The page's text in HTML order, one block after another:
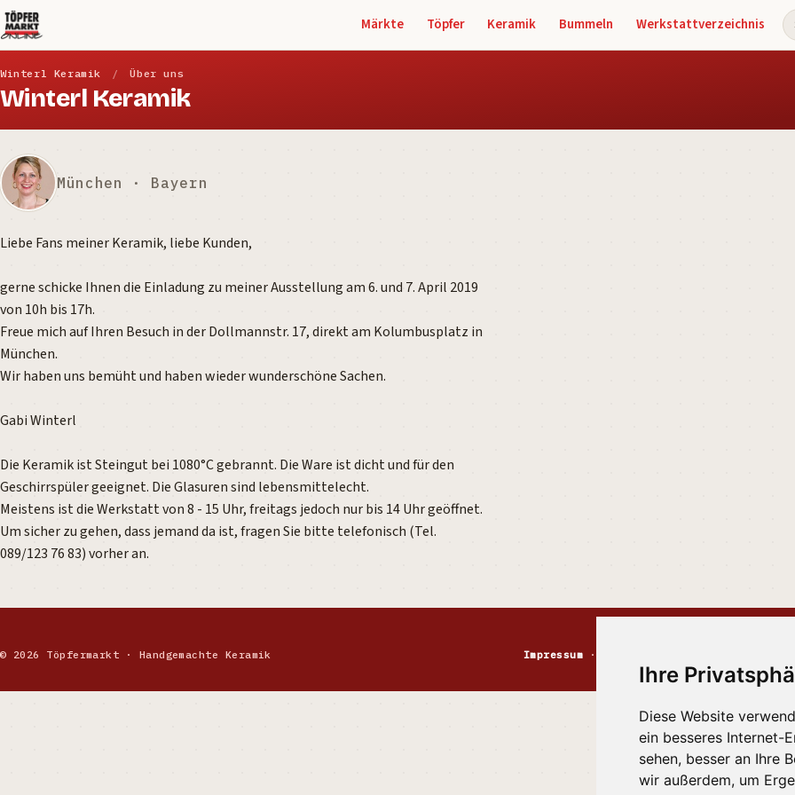
Ihre
Diese Website
ein besseres Internet-
sehen, besser an Ihre
wir außerdem, um
Märkte Töpfer Keramik Bummeln Werkstattverzeichnis
Winterl Keramik / Über uns
Winterl Keramik
München · Bayern
Liebe Fans meiner Keramik, liebe Kunden,
gerne schicke Ihnen die Einladung zu meiner Ausstellung am 6. und 7. April 2019
von 10h bis 17h.
Freue mich auf Ihren Besuch in der Dollmannstr. 17, direkt am Kolumbusplatz in
München.
Wir haben uns bemüht und haben wieder wunderschöne Sachen.
Gabi Winterl
Die Keramik ist Steingut bei 1080°C gebrannt. Die Ware ist dicht und für den
Geschirrspüler geeignet. Die Glasuren sind lebensmittelecht.
Meistens ist die Werkstatt von 8 - 15 Uhr, freitags jedoch nur bis 14 Uhr geöffnet.
Um sicher zu gehen, dass jemand da ist, fragen Sie bitte telefonisch (Tel.
089/123 76 83) vorher an.
© 2026 Töpfermarkt · Handgemachte Keramik Impressum ·